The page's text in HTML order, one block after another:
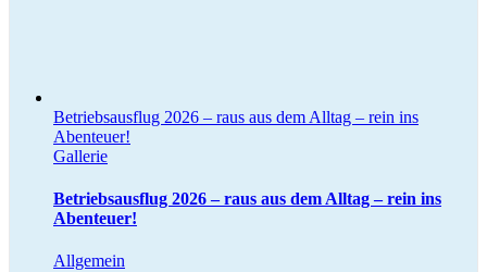
Betriebsausflug 2026 – raus aus dem Alltag – rein ins
Abenteuer!
Gallerie
Betriebsausflug 2026 – raus aus dem Alltag – rein ins
Abenteuer!
Allgemein